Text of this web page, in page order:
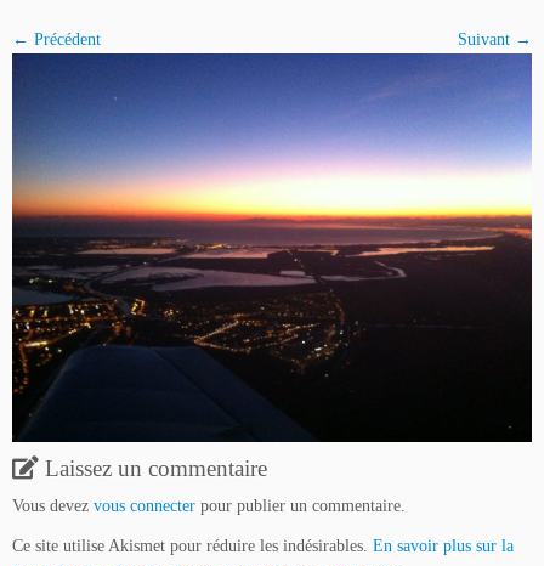
← Précédent Suivant →
Laissez un commentaire
Vous devez vous connecter pour publier un commentaire.
Ce site utilise Akismet pour réduire les indésirables. En savoir plus sur la